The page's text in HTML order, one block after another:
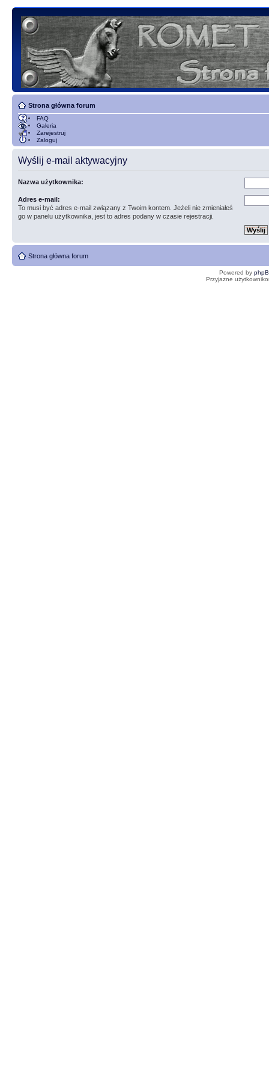
Strona główna forum
FAQ
Galeria
Zarejestruj
Zaloguj
Wyślij e-mail aktywacyjny
Nazwa użytkownika:
Adres e-mail:
To musi być adres e-mail związany z Twoim kontem. Jeżeli nie zmieniałeś
go w panelu użytkownika, jest to adres podany w czasie rejestracji.
Strona główna forum
Powered by
Przyjazne